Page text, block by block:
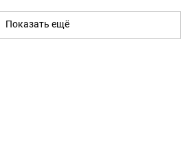
Показать ещё